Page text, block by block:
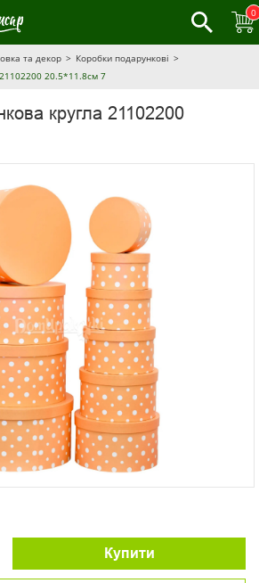
0
та декор
Коробки подарункові
20.5*11.8см 7
кругла 21102200
Купити